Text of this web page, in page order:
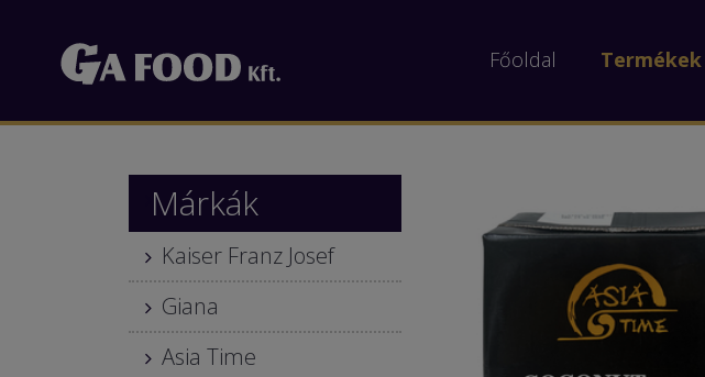
Főoldal Termékek
Márkák
Kaiser Franz Josef
Giana
Asia Time